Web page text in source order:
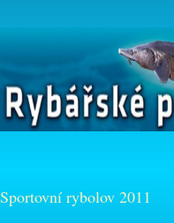
Sportovní rybolov 2011